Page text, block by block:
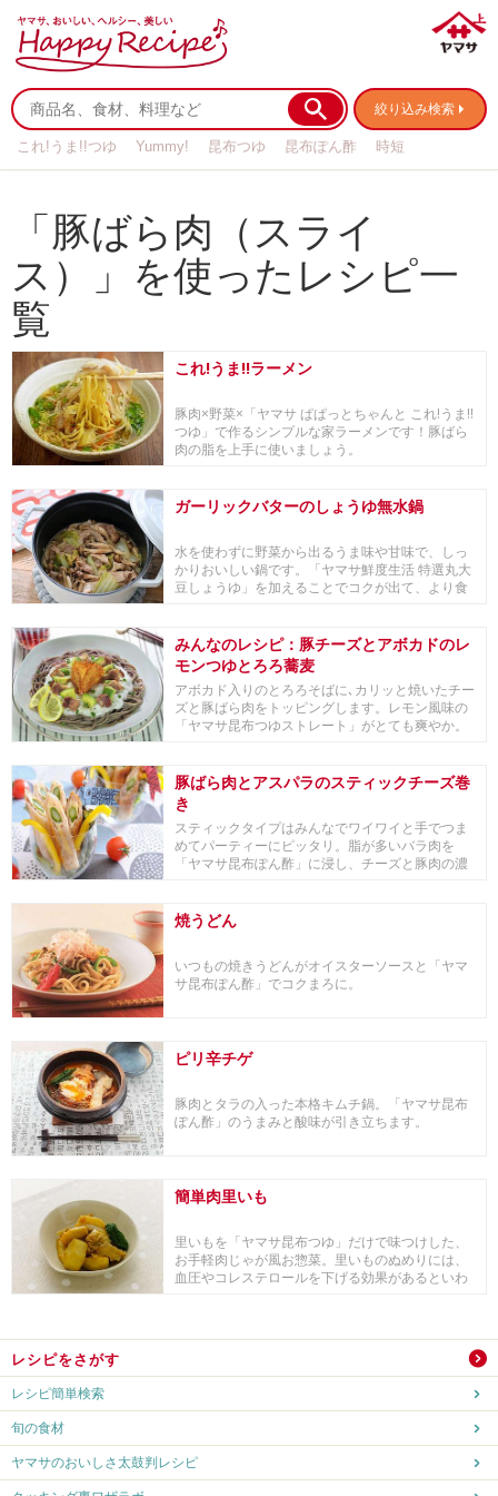
絞り込み検索
これ!うま!!つゆ Yummy! 昆布つゆ 昆布ぽん酢
時短
「豚ばら肉（スライ
ス）」を使ったレシピ一
覧
これ!うま!!ラーメン
豚肉×野菜×「ヤマサ ぱぱっとちゃんと これ!うま!!
つゆ」で作るシンプルな家ラーメンです！豚ばら
肉の脂を上手に使いましょう。
ガーリックバターのしょうゆ無水鍋
水を使わずに野菜から出るうま味や甘味で、しっ
かりおいしい鍋です。「ヤマサ鮮度生活 特選丸大
豆しょうゆ」を加えることでコクが出て、より食
みんなのレシピ：豚チーズとアボカドのレ
モンつゆとろろ蕎麦
アボカド入りのとろろそばに､カリッと焼いたチー
ズと豚ばら肉をトッピングします。レモン風味の
「ヤマサ昆布つゆストレート」がとても爽やか。
豚ばら肉とアスパラのスティックチーズ巻
き
スティックタイプはみんなでワイワイと手でつま
めてパーティーにピッタリ。脂が多いバラ肉を
「ヤマサ昆布ぽん酢」に浸し、チーズと豚肉の濃
焼うどん
いつもの焼きうどんがオイスターソースと「ヤマ
サ昆布ぽん酢」でコクまろに。
ピリ辛チゲ
豚肉とタラの入った本格キムチ鍋。「ヤマサ昆布
ぽん酢」のうまみと酸味が引き立ちます。
簡単肉里いも
里いもを「ヤマサ昆布つゆ」だけで味つけした、
お手軽肉じゃが風お惣菜。里いものぬめりには、
血圧やコレステロールを下げる効果があるといわ
レシピをさがす
レシピ簡単検索
旬の食材
ヤマサのおいしさ太鼓判レシピ